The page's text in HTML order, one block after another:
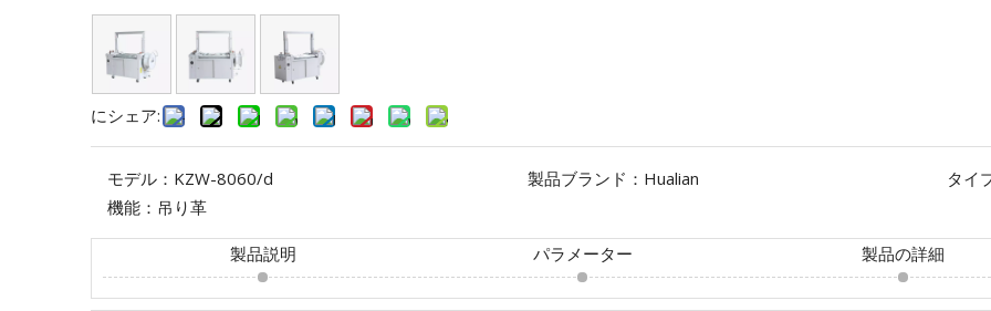
にシェア:
モデル： KZW-8060/d 製品ブランド： Hualian タイ
機能： 吊り革
製品説明 パラメーター 製品の詳細